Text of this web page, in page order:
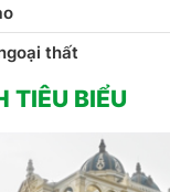
thất
TIÊU BIỂU